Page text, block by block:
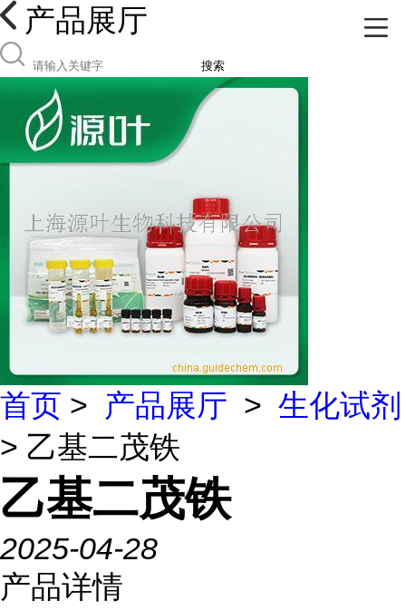
产品展厅
搜索
首页 > 产品展厅 > 生化试剂
> 乙基二茂铁
乙基二茂铁
2025-04-28
产品详情